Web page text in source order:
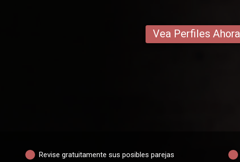
Vea Perfiles Ahora
Revise gratuitamente sus posibles parejas